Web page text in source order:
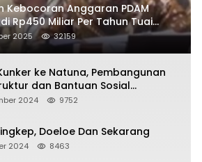
Kebocoran Anggaran PDAM
Rp450 Miliar Per Tahun Tuai
2025 32159
ke Natuna, Pembangunan
dan Bantuan Sosial
Hingga Pulau Tiga
2024 9752
Doeloe Dan Sekarang
2024 8463